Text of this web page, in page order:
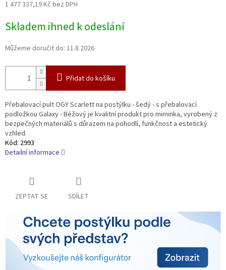
1 477 337,19 Kč bez DPH
cena:
Skladem ihned k odeslání
Můžeme doručit do: 11.8.2026
Přidat do košíku
Přebalovací pult OGY Scarlett na postýlku - šedý - s přebalovací
podložkou Galaxy - Béžový je kvalitní produkt pro miminka, vyrobený z
bezpečných materiálů s důrazem na pohodlí, funkčnost a estetický
vzhled.
Kód: 2993
Detailní informace
ZEPTAT SE SDÍLET